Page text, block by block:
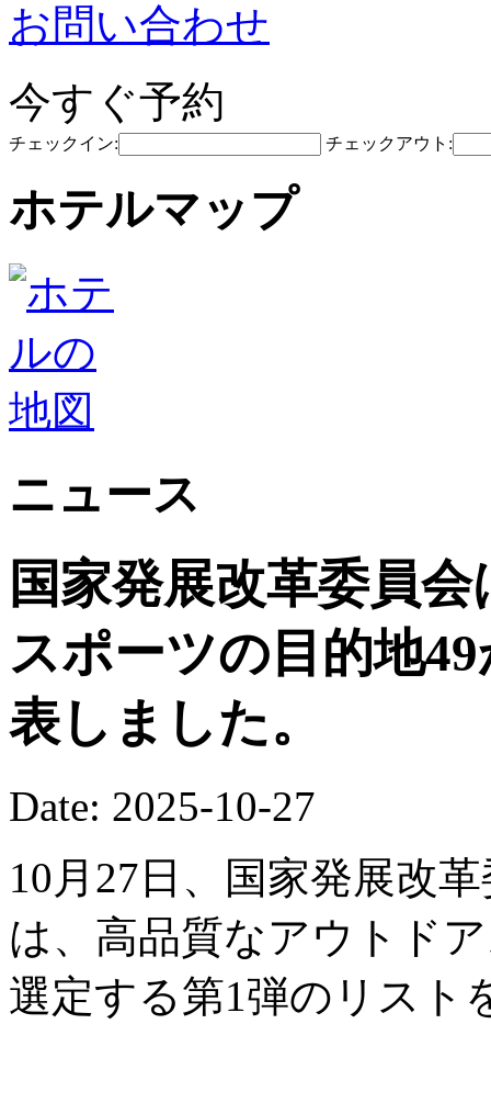
お問い合わせ
今すぐ予約
チェックイン: チェックアウト:
ホテルマップ
ニュース
国家発展改革委員
スポーツの目的地
表しました。
Date: 2025-10-27
10月27日、国家発展改
は、高品質なアウトド
選定する第1弾のリスト